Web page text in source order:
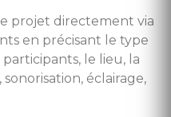
projet directement via
en précisant le type
le lieu, la
éclairage,